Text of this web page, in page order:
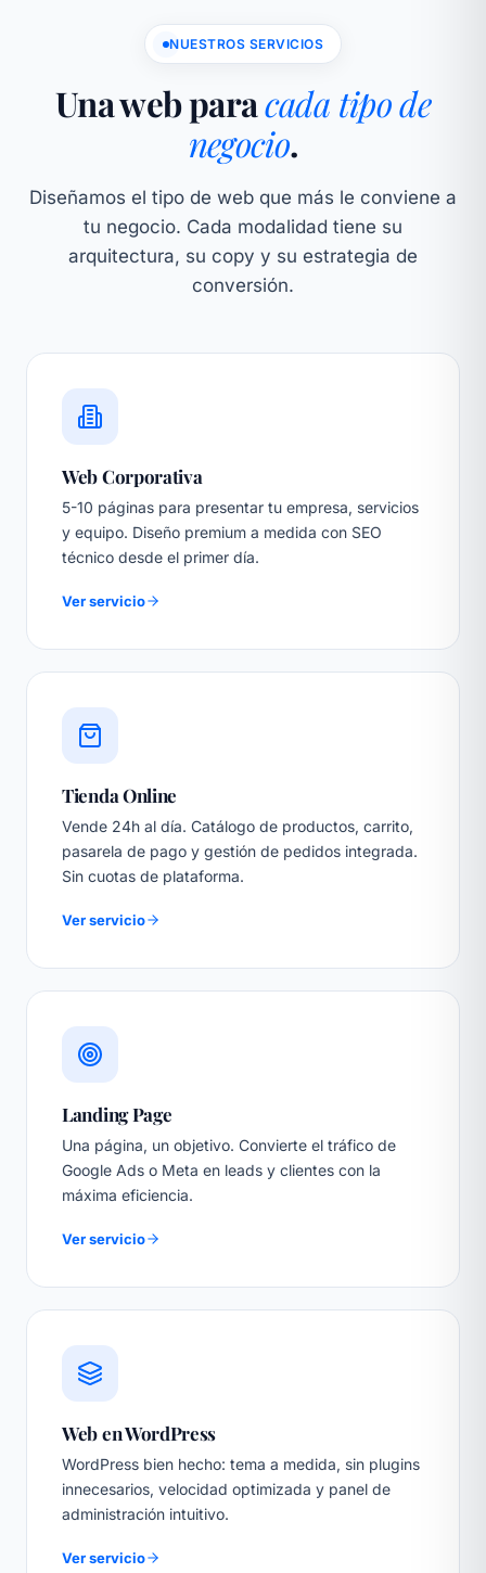
NUESTROS SERVICIOS
Una web paracada tipo de
negocio.
Diseñamos el tipo de web que más le conviene a
tu negocio. Cada modalidad tiene su
arquitectura, su copy y su estrategia de
conversión.
Web Corporativa
5-10 páginas para presentar tu empresa, servicios
y equipo. Diseño premium a medida con SEO
técnico desde el primer día.
Ver servicio
Tienda Online
Vende 24h al día. Catálogo de productos, carrito,
pasarela de pago y gestión de pedidos integrada.
Sin cuotas de plataforma.
Ver servicio
Landing Page
Una página, un objetivo. Convierte el tráfico de
Google Ads o Meta en leads y clientes con la
máxima eficiencia.
Ver servicio
Web en WordPress
WordPress bien hecho: tema a medida, sin plugins
innecesarios, velocidad optimizada y panel de
administración intuitivo.
Ver servicio